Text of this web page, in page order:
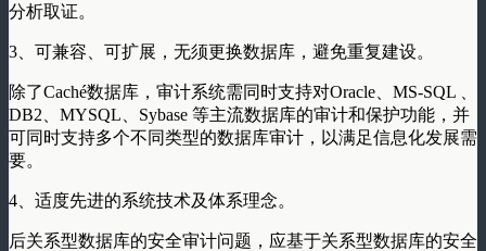
分析取证。
3、可兼容、可扩展，无须更换数据库，避免重复建设。
除了Caché数据库，审计系统需同时支持对Oracle、MS-SQL 、
DB2、MYSQL、Sybase 等主流数据库的审计和保护功能，并
可同时支持多个不同类型的数据库审计，以满足信息化发展需
要。
4、适度先进的系统技术及体系理念。
后关系型数据库的安全审计问题，应基于关系型数据库的安全